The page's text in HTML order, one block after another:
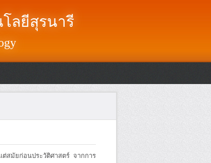
ลยีสุรนารี
สมัยก่อนประวัติศาสตร์ จากการ